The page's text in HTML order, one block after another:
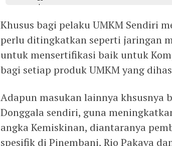
Khusus bagi pelaku UMKM Sendiri
perlu ditingkatkan seperti jaringan
untuk mensertifikasi baik untuk
bagi setiap produk UMKM yang
Adapun masukan lainnya khsusnya
Donggala sendiri, guna
angka Kemiskinan, diantaranya
spesifik di Pinembani, Rio Pakava